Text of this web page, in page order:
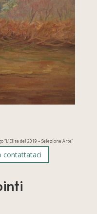
del 2019 – Selezione Arte”
contattataci